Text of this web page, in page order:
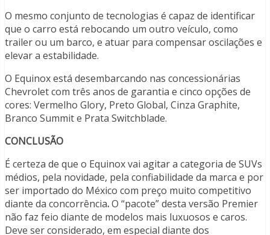
O mesmo conjunto de tecnologias é capaz de identificar
que o carro está rebocando um outro veículo, como
trailer ou um barco, e atuar para compensar oscilações e
elevar a estabilidade.
O Equinox está desembarcando nas concessionárias
Chevrolet com três anos de garantia e cinco opções de
cores: Vermelho Glory, Preto Global, Cinza Graphite,
Branco Summit e Prata Switchblade.
CONCLUSÃO
É certeza de que o Equinox vai agitar a categoria de SUVs
médios, pela novidade, pela confiabilidade da marca e por
ser importado do México com preço muito competitivo
diante da concorrência.O “pacote” desta versão Premier
não faz feio diante de modelos mais luxuosos e caros.
Deve ser considerado, em especial diante dos